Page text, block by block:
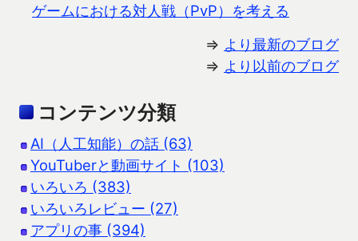
ゲームにおける対人戦（PvP）を考える
⇒ より最新のブログ
⇒ より以前のブログ
コンテンツ分類
AI（人工知能）の話 (63)
YouTuberと動画サイト (103)
いろいろ (383)
いろいろレビュー (27)
アプリの事 (394)